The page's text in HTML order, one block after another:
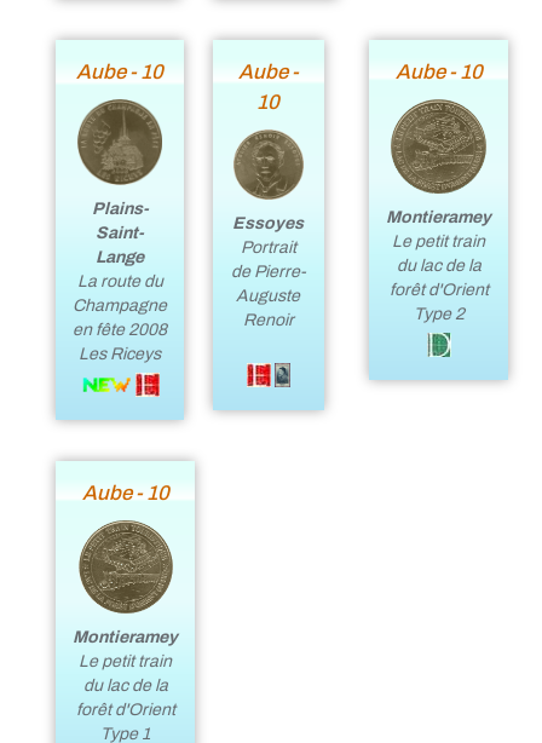
Aube - 10
Plains-
Saint-
Lange
La route du
Champagne
en fête 2008
Les Riceys
Aube -
10
Essoyes
Portrait
de Pierre-
Auguste
Renoir
Aube - 10
Montieramey
Le petit train
du lac de la
forêt d'Orient
Type 2
Aube - 10
Montieramey
Le petit train
du lac de la
forêt d'Orient
Type 1